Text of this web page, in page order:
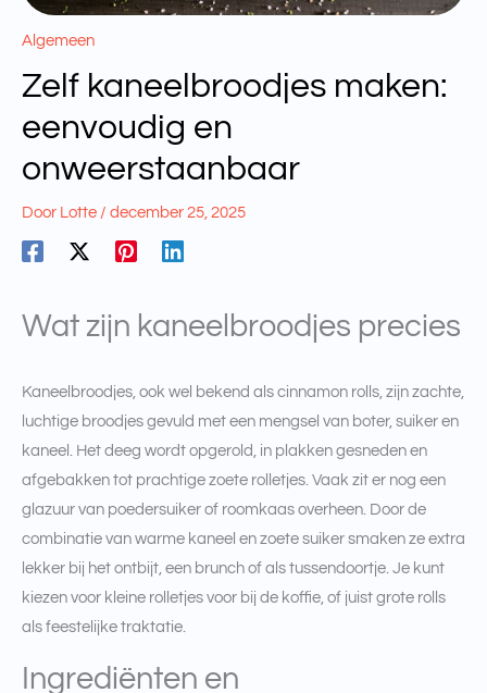
Algemeen
Zelf kaneelbroodjes maken:
eenvoudig en
onweerstaanbaar
Door Lotte / december 25, 2025
Wat zijn kaneelbroodjes precies
Kaneelbroodjes, ook wel bekend als cinnamon rolls, zijn zachte,
luchtige broodjes gevuld met een mengsel van boter, suiker en
kaneel. Het deeg wordt opgerold, in plakken gesneden en
afgebakken tot prachtige zoete rolletjes. Vaak zit er nog een
glazuur van poedersuiker of roomkaas overheen. Door de
combinatie van warme kaneel en zoete suiker smaken ze extra
lekker bij het ontbijt, een brunch of als tussendoortje. Je kunt
kiezen voor kleine rolletjes voor bij de koffie, of juist grote rolls
als feestelijke traktatie.
Ingrediënten en